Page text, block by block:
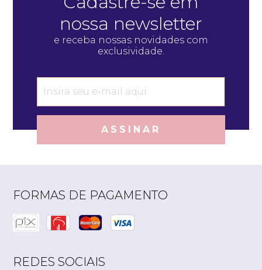
nossa newsletter
e receba nossas novidades com
exclusividade.
ASSINAR
FORMAS DE PAGAMENTO
REDES SOCIAIS